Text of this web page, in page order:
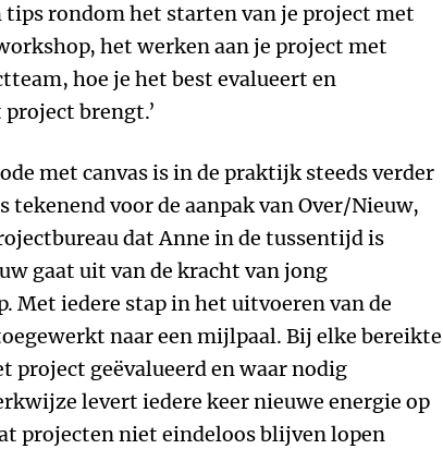
tips rondom het starten van je project met
het werken aan je project met
hoe je het best evalueert en
brengt.’
met canvas is in de praktijk steeds verder
voor de aanpak van Over/Nieuw,
dat Anne in de tussentijd is
gaat uit van de kracht van jong
Met iedere stap in het uitvoeren van de
naar een mijlpaal. Bij elke bereikte
project geëvalueerd en waar nodig
levert iedere keer nieuwe energie op
projecten niet eindeloos blijven lopen